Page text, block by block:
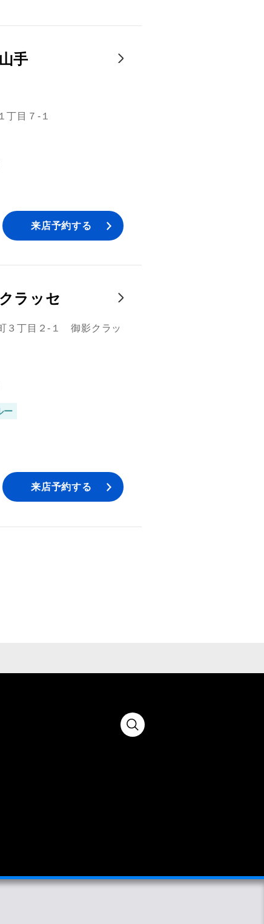
手
目７‐１
来店予約する
ラッセ
３丁目２‐１ 御影クラッ
ー
来店予約する